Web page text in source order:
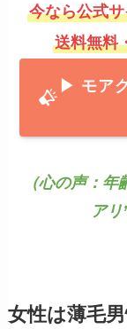
今なら公式
送料無料
▶ モア
（心の声：
ア
女性は薄毛